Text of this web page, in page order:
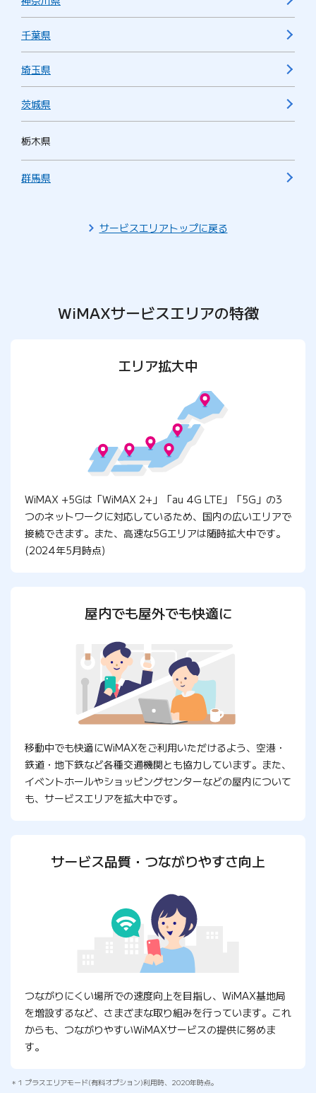
千葉県
埼玉県
茨城県
栃木県
群馬県
サービスエリアトップに戻る
WiMAXサービスエリアの特徴
エリア拡大中
WiMAX +5Gは「WiMAX 2+」「au 4G LTE」「5G」の3
つのネットワークに対応しているため、国内の広いエリアで
接続できます。また、高速な5Gエリアは随時拡大中です。
(2024年5月時点)
屋内でも屋外でも快適に
移動中でも快適にWiMAXをご利用いただけるよう、空港・
鉄道・地下鉄など各種交通機関とも協力しています。また、
イベントホールやショッピングセンターなどの屋内について
も、サービスエリアを拡大中です。
サービス品質・つながりやすさ向上
つながりにくい場所での速度向上を目指し、WiMAX基地局
を増設するなど、さまざまな取り組みを行っています。これ
からも、つながりやすいWiMAXサービスの提供に努めま
す。
1 プラスエリアモード(有料オプション)利用時、2020年時点。